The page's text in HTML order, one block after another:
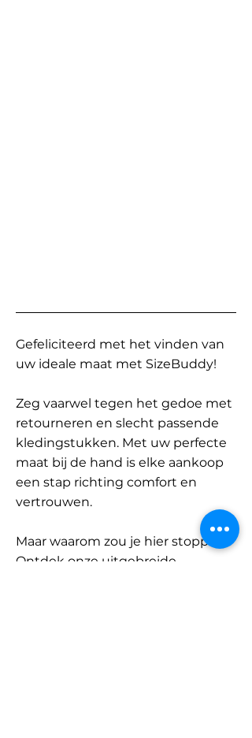
Gefeliciteerd met het vinden van
uw ideale maat met SizeBuddy!
Zeg vaarwel tegen het gedoe met
retourneren en slecht passende
kledingstukken. Met uw perfecte
maat bij de hand is elke aankoop
een stap richting comfort en
vertrouwen.
Maar waarom zou je hier stoppen?
Ontdek onze uitgebreide